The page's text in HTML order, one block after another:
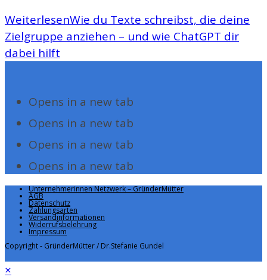
WeiterlesenWie du Texte schreibst, die deine
Zielgruppe anziehen – und wie ChatGPT dir
dabei hilft
Opens in a new tab
Opens in a new tab
Opens in a new tab
Opens in a new tab
Unternehmerinnen Netzwerk – GründerMütter
AGB
Datenschutz
Zahlungsarten
Versandinformationen
Widerrufsbelehrung
Impressum
Copyright - GründerMütter / Dr.Stefanie Gundel
×